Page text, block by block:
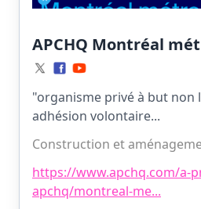
APCHQ Montréal
"organisme privé à but non
adhésion volontaire...
Construction et
https://www.apchq.com/a-
apchq/montreal-me...